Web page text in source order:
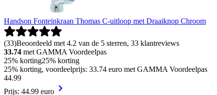
Handson Fonteinkraan Thomas C-uitloop met Draaiknop Chroom
(33)Beoordeeld met 4.2 van de 5 sterren, 33 klantreviews
33.74 met GAMMA Voordeelpas
25% korting25% korting
25% korting, voordeelprijs: 33.74 euro met GAMMA Voordeelpas
44.99
Prijs: 44.99 euro